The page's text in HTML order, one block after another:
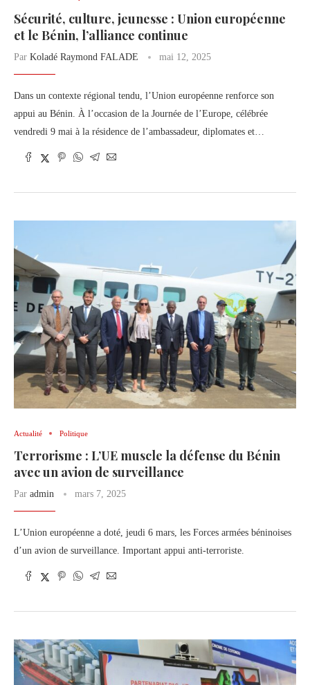
Sécurité, culture, jeunesse : Union européenne
et le Bénin, l’alliance continue
Par Koladé Raymond FALADE mai 12, 2025
Dans un contexte régional tendu, l’Union européenne renforce son
appui au Bénin. À l’occasion de la Journée de l’Europe, célébrée
vendredi 9 mai à la résidence de l’ambassadeur, diplomates et…
Actualité Politique
Terrorisme : L’UE muscle la défense du Bénin
avec un avion de surveillance
Par admin mars 7, 2025
L’Union européenne a doté, jeudi 6 mars, les Forces armées béninoises
d’un avion de surveillance. Important appui anti-terroriste.